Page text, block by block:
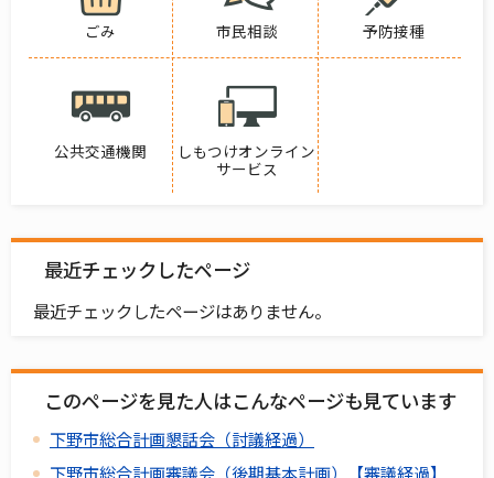
ごみ 市民相談 予防接種
公共交通機関
しもつけオンライン
サービス
最近チェックしたページ
最近チェックしたページはありません。
このページを見た人はこんなページも見ています
下野市総合計画懇話会（討議経過）
下野市総合計画審議会（後期基本計画）【審議経過】